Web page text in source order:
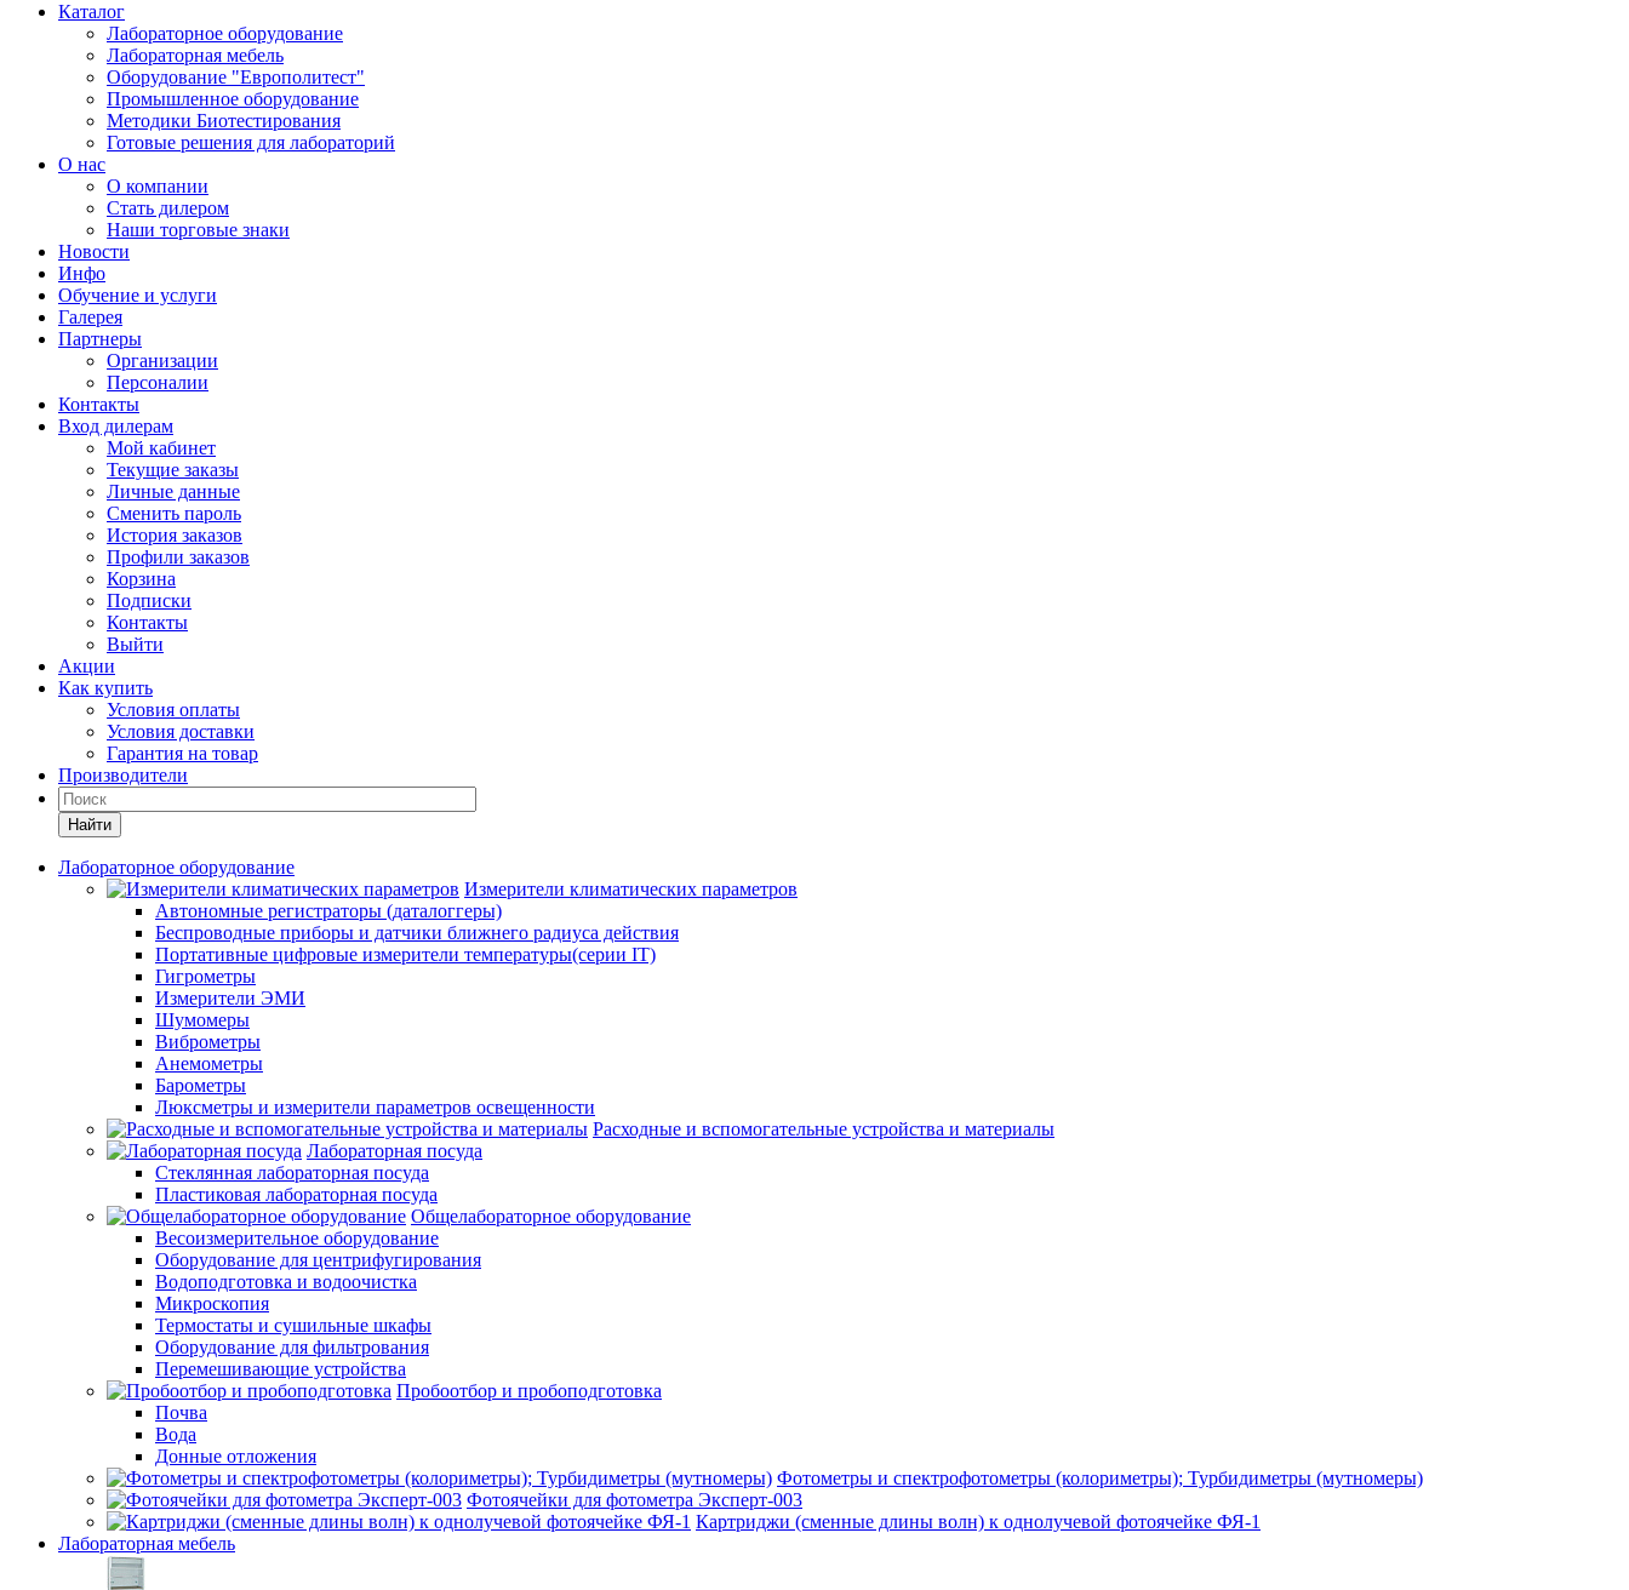
Каталог
Лабораторное оборудование
Лабораторная мебель
Оборудование "Европолитест"
Промышленное оборудование
Методики Биотестирования
Готовые решения для лабораторий
О нас
О компании
Стать дилером
Наши торговые знаки
Новости
Инфо
Обучение и услуги
Галерея
Партнеры
Организации
Персоналии
Контакты
Вход дилерам
Мой кабинет
Текущие заказы
Личные данные
Сменить пароль
История заказов
Профили заказов
Корзина
Подписки
Контакты
Выйти
Акции
Как купить
Условия оплаты
Условия доставки
Гарантия на товар
Производители
Найти
Лабораторное оборудование
Измерители климатических параметров
Автономные регистраторы (даталоггеры)
Беспроводные приборы и датчики ближнего радиуса действия
Портативные цифровые измерители температуры(серии IT)
Гигрометры
Измерители ЭМИ
Шумомеры
Виброметры
Анемометры
Барометры
Люксметры и измерители параметров освещенности
Расходные и вспомогательные устройства и материалы
Лабораторная посуда
Стеклянная лабораторная посуда
Пластиковая лабораторная посуда
Общелабораторное оборудование
Весоизмерительное оборудование
Оборудование для центрифугирования
Водоподготовка и водоочистка
Микроскопия
Термостаты и сушильные шкафы
Оборудование для фильтрования
Перемешивающие устройства
Пробоотбор и пробоподготовка
Почва
Вода
Донные отложения
Фотометры и спектрофотометры (колориметры); Турбидиметры (мутномеры)
Фотоячейки для фотометра Эксперт-003
Картриджи (сменные длины волн) к однолучевой фотоячейке ФЯ-1
Лабораторная мебель